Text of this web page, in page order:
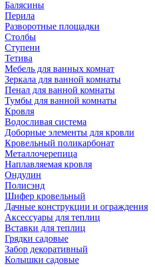
Балясины
Перила
Разворотные площадки
Столбы
Ступени
Тетива
Мебель для ванных комнат
Зеркала для ванной комнаты
Пенал для ванной комнаты
Тумбы для ванной комнаты
Кровля
Водосливая система
Доборные элементы для кровли
Кровельный поликарбонат
Металлочерепица
Наплавляемая кровля
Ондулин
Полисэнд
Шифер кровельный
Дачные конструкции и ограждения
Аксессуары для теплиц
Вставки для теплиц
Грядки садовые
Забор декоративный
Колышки садовые